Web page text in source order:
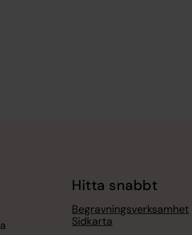
Hitta snabbt
Begravningsverksamhet
Sidkarta